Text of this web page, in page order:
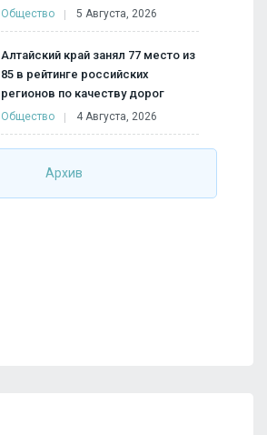
Общество 5 Августа, 2026
Алтайский край занял 77 место из
85 в рейтинге российских
регионов по качеству дорог
Общество 4 Августа, 2026
Архив